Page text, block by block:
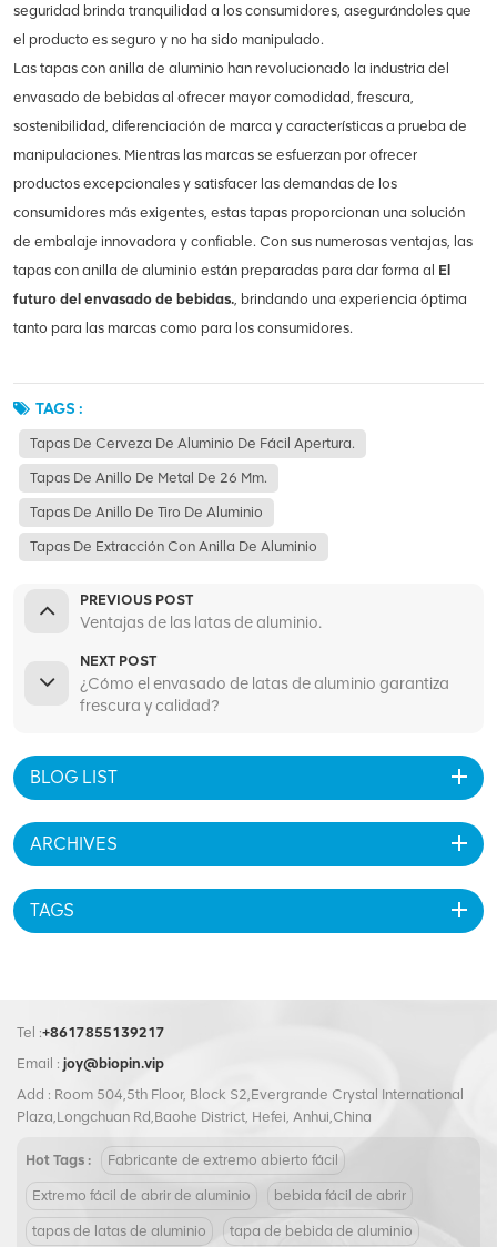
seguridad brinda tranquilidad a los consumidores, asegurándoles que
el producto es seguro y no ha sido manipulado.
Las tapas con anilla de aluminio han revolucionado la industria del
envasado de bebidas al ofrecer mayor comodidad, frescura,
sostenibilidad, diferenciación de marca y características a prueba de
manipulaciones. Mientras las marcas se esfuerzan por ofrecer
productos excepcionales y satisfacer las demandas de los
consumidores más exigentes, estas tapas proporcionan una solución
de embalaje innovadora y confiable. Con sus numerosas ventajas, las
tapas con anilla de aluminio están preparadas para dar forma al El
futuro del envasado de bebidas. , brindando una experiencia óptima
tanto para las marcas como para los consumidores.
TAGS :
Tapas De Cerveza De Aluminio De Fácil Apertura.
Tapas De Anillo De Metal De 26 Mm.
Tapas De Anillo De Tiro De Aluminio
Tapas De Extracción Con Anilla De Aluminio
PREVIOUS POST
Ventajas de las latas de aluminio.
NEXT POST
¿Cómo el envasado de latas de aluminio garantiza
frescura y calidad?
BLOG LIST
ARCHIVES
TAGS
Tel :+8617855139217
Email : joy@biopin.vip
Add : Room 504,5th Floor, Block S2,Evergrande Crystal International
Plaza,Longchuan Rd,Baohe District, Hefei, Anhui,China
Hot Tags : Fabricante de extremo abierto fácil
Extremo fácil de abrir de aluminio bebida fácil de abrir
tapas de latas de aluminio tapa de bebida de aluminio